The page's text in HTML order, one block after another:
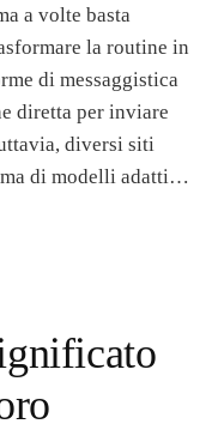
a volte basta
la routine in
di messaggistica
diretta per inviare
diversi siti
di modelli adatti…